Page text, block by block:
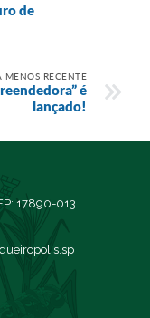
de
MENOS RECENTE
é
lançado!
17890-013